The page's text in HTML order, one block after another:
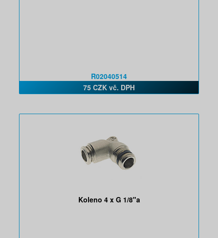
R02040514
75 CZK vč. DPH
Koleno 4 x G 1/8"a